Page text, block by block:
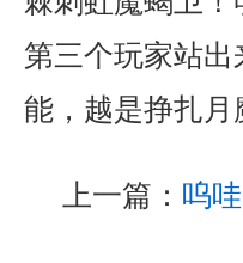
第三个玩家站
能，越是挣扎月
上一篇： 呜